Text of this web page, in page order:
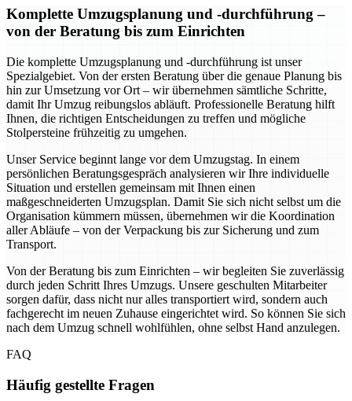
Komplette Umzugsplanung und -durchführung –
von der Beratung bis zum Einrichten
Die komplette Umzugsplanung und -durchführung ist unser
Spezialgebiet. Von der ersten Beratung über die genaue Planung bis
hin zur Umsetzung vor Ort – wir übernehmen sämtliche Schritte,
damit Ihr Umzug reibungslos abläuft. Professionelle Beratung hilft
Ihnen, die richtigen Entscheidungen zu treffen und mögliche
Stolpersteine frühzeitig zu umgehen.
Unser Service beginnt lange vor dem Umzugstag. In einem
persönlichen Beratungsgespräch analysieren wir Ihre individuelle
Situation und erstellen gemeinsam mit Ihnen einen
maßgeschneiderten Umzugsplan. Damit Sie sich nicht selbst um die
Organisation kümmern müssen, übernehmen wir die Koordination
aller Abläufe – von der Verpackung bis zur Sicherung und zum
Transport.
Von der Beratung bis zum Einrichten – wir begleiten Sie zuverlässig
durch jeden Schritt Ihres Umzugs. Unsere geschulten Mitarbeiter
sorgen dafür, dass nicht nur alles transportiert wird, sondern auch
fachgerecht im neuen Zuhause eingerichtet wird. So können Sie sich
nach dem Umzug schnell wohlfühlen, ohne selbst Hand anzulegen.
FAQ
Häufig gestellte Fragen